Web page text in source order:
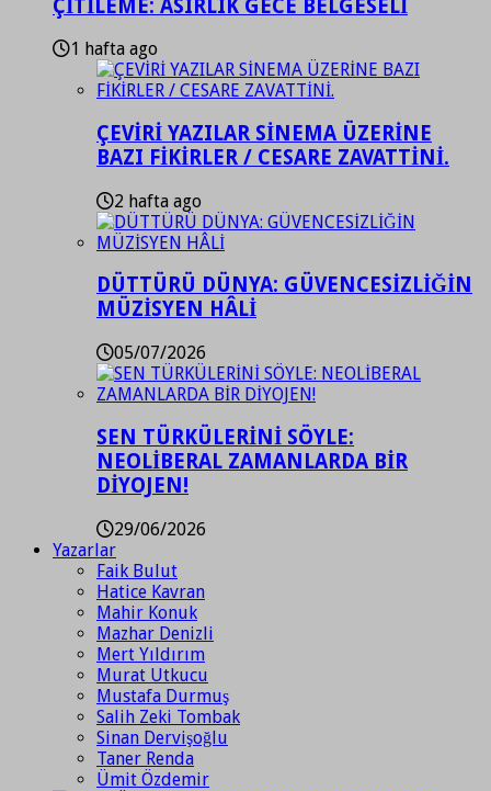
ÇİTİLEME: ASIRLIK GECE BELGESELİ
1 hafta ago
ÇEVİRİ YAZILAR SİNEMA ÜZERİNE
BAZI FİKİRLER / CESARE ZAVATTİNİ.
2 hafta ago
DÜTTÜRÜ DÜNYA: GÜVENCESİZLİĞİN
MÜZİSYEN HÂLİ
05/07/2026
SEN TÜRKÜLERİNİ SÖYLE:
NEOLİBERAL ZAMANLARDA BİR
DİYOJEN!
29/06/2026
Yazarlar
Faik Bulut
Hatice Kavran
Mahir Konuk
Mazhar Denizli
Mert Yıldırım
Murat Utkucu
Mustafa Durmuş
Salih Zeki Tombak
Sinan Dervişoğlu
Taner Renda
Ümit Özdemir